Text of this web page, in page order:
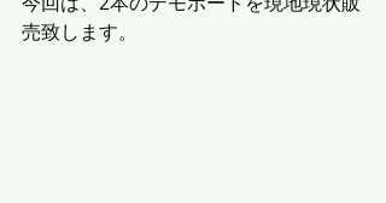
売致します。